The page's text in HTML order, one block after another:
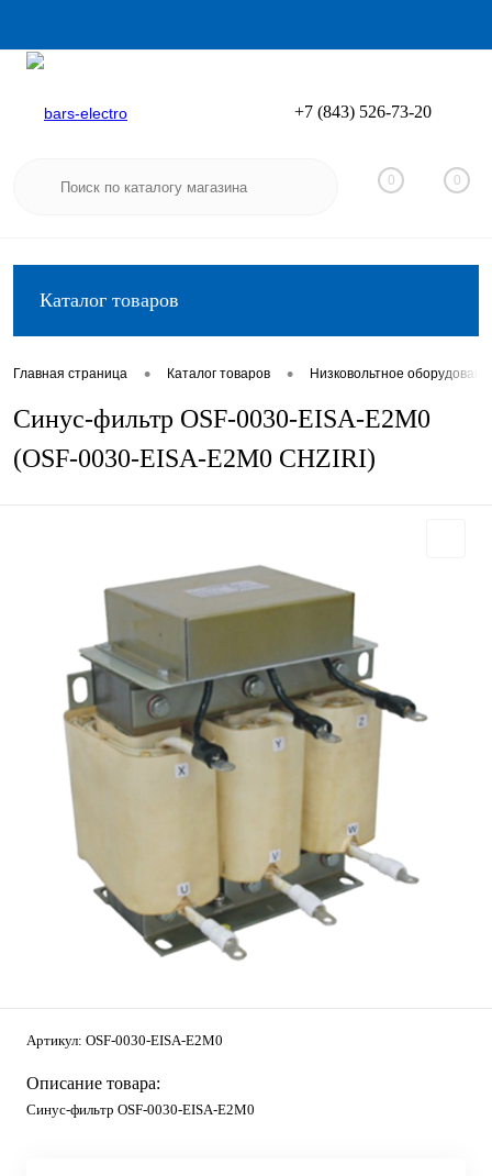
Вход
+7 (843) 526-73-20
0 0
Каталог товаров
Главная страница • Каталог товаров • Низковольтное
Синус-фильтр OSF-0030-EISA-E2M0
(OSF-0030-EISA-E2M0 CHZIRI)
Артикул: OSF-0030-EISA-E2M0
Описание товара:
Синус-фильтр OSF-0030-EISA-E2M0